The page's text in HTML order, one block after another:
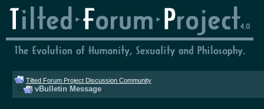
Tilted Forum Project Discussion Community
vBulletin Message